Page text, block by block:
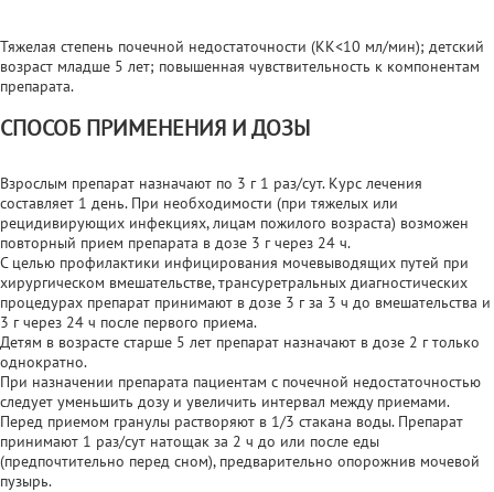
Тяжелая степень почечной недостаточности (КК<10 мл/мин); детский
возраст младше 5 лет; повышенная чувствительность к компонентам
препарата.
СПОСОБ ПРИМЕНЕНИЯ И ДОЗЫ
Взрослым препарат назначают по 3 г 1 раз/сут. Курс лечения
составляет 1 день. При необходимости (при тяжелых или
рецидивирующих инфекциях, лицам пожилого возраста) возможен
повторный прием препарата в дозе 3 г через 24 ч.
С целью профилактики инфицирования мочевыводящих путей при
хирургическом вмешательстве, трансуретральных диагностических
процедурах препарат принимают в дозе 3 г за 3 ч до вмешательства и
3 г через 24 ч после первого приема.
Детям в возрасте старше 5 лет препарат назначают в дозе 2 г только
однократно.
При назначении препарата пациентам с почечной недостаточностью
следует уменьшить дозу и увеличить интервал между приемами.
Перед приемом гранулы растворяют в 1/3 стакана воды. Препарат
принимают 1 раз/сут натощак за 2 ч до или после еды
(предпочтительно перед сном), предварительно опорожнив мочевой
пузырь.